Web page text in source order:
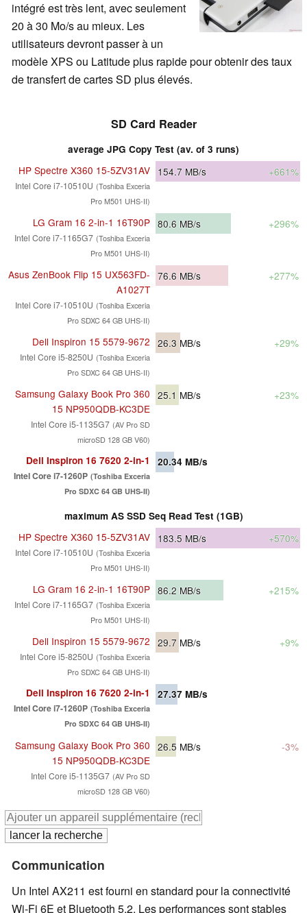
intégré est très lent, avec seulement
20 à 30 Mo/s au mieux. Les
utilisateurs devront passer à un
modèle XPS ou Latitude plus rapide pour obtenir des taux
de transfert de cartes SD plus élevés.
SD Card Reader
average JPG Copy Test (av. of 3 runs)
HP Spectre X360 15-5ZV31AV
Intel Core i7-10510U (Toshiba Exceria
Pro M501 UHS-II)
154.7 MB/s +661%
LG Gram 16 2-in-1 16T90P
Intel Core i7-1165G7 (Toshiba Exceria
Pro M501 UHS-II)
80.6 MB/s +296%
Asus ZenBook Flip 15 UX563FD-
A1027T
Intel Core i7-10510U (Toshiba Exceria
Pro SDXC 64 GB UHS-II)
76.6 MB/s +277%
Dell Inspiron 15 5579-9672
Intel Core i5-8250U (Toshiba Exceria
Pro SDXC 64 GB UHS-II)
26.3 MB/s +29%
Samsung Galaxy Book Pro 360
15 NP950QDB-KC3DE
Intel Core i5-1135G7 (AV Pro SD
microSD 128 GB V60)
25.1 MB/s +23%
Dell Inspiron 16 7620 2-in-1
Intel Core i7-1260P (Toshiba Exceria
Pro SDXC 64 GB UHS-II)
20.34 MB/s
maximum AS SSD Seq Read Test (1GB)
HP Spectre X360 15-5ZV31AV
Intel Core i7-10510U (Toshiba Exceria
Pro M501 UHS-II)
183.5 MB/s +570%
LG Gram 16 2-in-1 16T90P
Intel Core i7-1165G7 (Toshiba Exceria
Pro M501 UHS-II)
86.2 MB/s +215%
Dell Inspiron 15 5579-9672
Intel Core i5-8250U (Toshiba Exceria
Pro SDXC 64 GB UHS-II)
29.7 MB/s +9%
Dell Inspiron 16 7620 2-in-1
Intel Core i7-1260P (Toshiba Exceria
Pro SDXC 64 GB UHS-II)
27.37 MB/s
Samsung Galaxy Book Pro 360
15 NP950QDB-KC3DE
Intel Core i5-1135G7 (AV Pro SD
microSD 128 GB V60)
26.5 MB/s -3%
Communication
Un Intel AX211 est fourni en standard pour la connectivité
Wi-Fi 6E et Bluetooth 5.2. Les performances sont stables